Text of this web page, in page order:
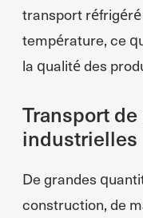
transport
température, ce
la qualité des
Transport
industrielles
De grandes
construction, de